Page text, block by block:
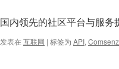
国内领先的社区平台与服务
发表在互联网 | 标签为 API, Comsenz